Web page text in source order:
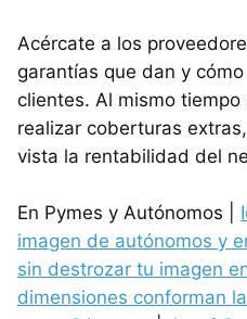
Acércate a los
garantías que dan y
clientes. Al mismo
realizar coberturas
vista la rentabilidad del
En Pymes y Autónomos |
imagen de autónomos y
sin destrozar tu imagen
dimensiones conforman